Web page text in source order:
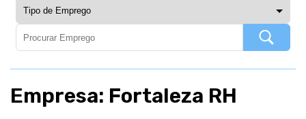
Empresa: Fortaleza RH